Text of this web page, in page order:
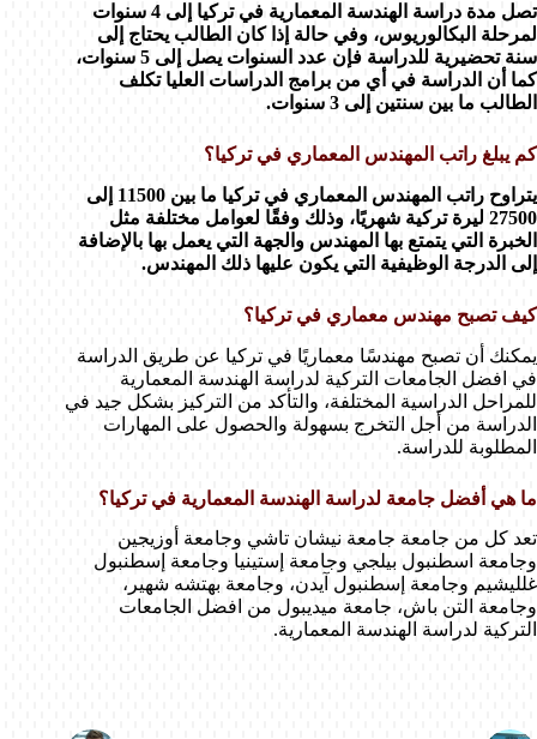
تصل مدة دراسة الهندسة المعمارية في تركيا إلى 4 سنوات
لمرحلة البكالوريوس، وفي حالة إذا كان الطالب يحتاج إلى
سنة تحضيرية للدراسة فإن عدد السنوات يصل إلى 5 سنوات،
كما أن الدراسة في أي من برامج الدراسات العليا تكلف
الطالب ما بين سنتين إلى 3 سنوات.
كم يبلغ راتب المهندس المعماري في تركيا؟
يتراوح راتب المهندس المعماري في تركيا ما بين 11500 إلى
27500 ليرة تركية شهريًا، وذلك وفقًا لعوامل مختلفة مثل
الخبرة التي يتمتع بها المهندس والجهة التي يعمل بها بالإضافة
إلى الدرجة الوظيفية التي يكون عليها ذلك المهندس.
كيف تصبح مهندس معماري في تركيا؟
يمكنك أن تصبح مهندسًا معماريًا في تركيا عن طريق الدراسة
في افضل الجامعات التركية لدراسة الهندسة المعمارية
للمراحل الدراسية المختلفة، والتأكد من التركيز بشكل جيد في
الدراسة من أجل التخرج بسهولة والحصول على المهارات
المطلوبة للدراسة.
ما هي أفضل جامعة لدراسة الهندسة المعمارية في تركيا؟
تعد كل من جامعة جامعة نيشان تاشي وجامعة أوزيجين
وجامعة اسطنبول بيلجي وجامعة إستينيا وجامعة إسطنبول
غلليشيم وجامعة إسطنبول آيدن، وجامعة بهتشه شهير،
وجامعة التن باش، جامعة ميديبول من افضل الجامعات
التركية لدراسة الهندسة المعمارية.